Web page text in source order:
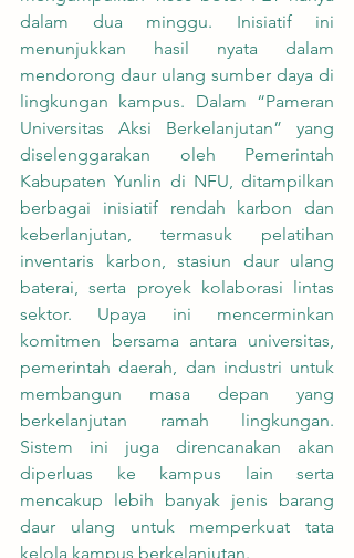
dalam dua minggu. Inisiatif ini
menunjukkan hasil nyata dalam
mendorong daur ulang sumber daya di
lingkungan kampus. Dalam “Pameran
Universitas Aksi Berkelanjutan” yang
diselenggarakan oleh Pemerintah
Kabupaten Yunlin di NFU, ditampilkan
berbagai inisiatif rendah karbon dan
keberlanjutan, termasuk pelatihan
inventaris karbon, stasiun daur ulang
baterai, serta proyek kolaborasi lintas
sektor. Upaya ini mencerminkan
komitmen bersama antara universitas,
pemerintah daerah, dan industri untuk
membangun masa depan yang
berkelanjutan ramah lingkungan.
Sistem ini juga direncanakan akan
diperluas ke kampus lain serta
mencakup lebih banyak jenis barang
daur ulang untuk memperkuat tata
kelola kampus berkelanjutan.